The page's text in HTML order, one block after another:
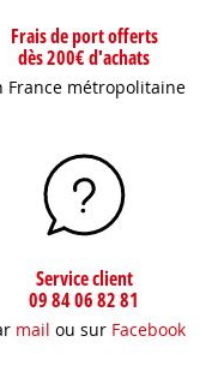
Frais de port offerts
dès 200€ d'achats
France métropolitaine
Service client
09 84 06 82 81
mail ou sur Facebook